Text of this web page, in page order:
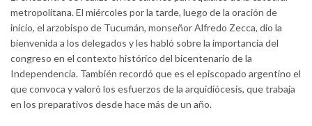
metropolitana. El miércoles por la tarde, luego de la oración de
inicio, el arzobispo de Tucumán, monseñor Alfredo Zecca, dio la
bienvenida a los delegados y les habló sobre la importancia del
congreso en el contexto histórico del bicentenario de la
Independencia. También recordó que es el episcopado argentino el
que convoca y valoró los esfuerzos de la arquidiócesis, que trabaja
en los preparativos desde hace más de un año.